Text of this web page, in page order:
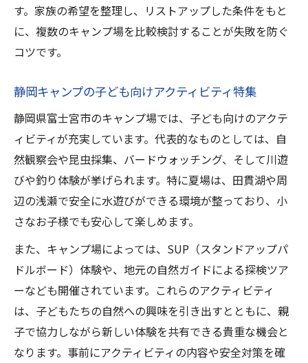
す。家族の希望を整理し、リストアップした条件をもと
に、複数のキャンプ場を比較検討することが失敗を防ぐ
コツです。
静岡キャンプの子ども向けアクティビティ特集
静岡県富士宮市のキャンプ場では、子ども向けのアクテ
ィビティが充実しています。代表的なものとしては、自
然観察会や昆虫採集、バードウォッチング、そして川遊
びや釣り体験が挙げられます。特に夏場は、田貫湖や周
辺の浅瀬で安全に水遊びができる環境が整っており、小
さなお子様でも安心して楽しめます。
また、キャンプ場によっては、SUP（スタンドアップパ
ドルボード）体験や、地元の自然ガイドによる探検ツア
ーなども開催されています。これらのアクティビティ
は、子どもたちの自然への興味を引き出すとともに、親
子で協力しながら新しい体験を共有できる貴重な機会と
なります。事前にアクティビティの内容や安全対策を確